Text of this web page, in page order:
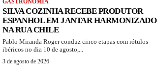
GASTRONOMIA
SILVA COZINHA RECEBE PRODUTOR
ESPANHOL EM JANTAR HARMONIZADO
NA RUA CHILE
Pablo Miranda Roger conduz cinco etapas com rótulos
ibéricos no dia 10 de agosto,...
3 de agosto de 2026